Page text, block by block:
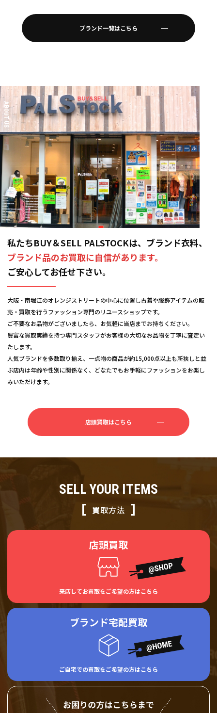
ブランド一覧はこちら
ABOUT US
私たちBUY＆SELL PALSTOCKは、ブランド衣料、
ブランド品のお買取に自信があります。
ご安心してお任せ下さい。
大阪・南堀江のオレンジストリートの中心に位置し古着や服飾アイテムの販
売・買取を行うファッション専門のリユースショップです。
ご不要なお品物がございましたら、お気軽に当店までお持ちください。
豊富な買取実績を持つ専門スタッフがお客様の大切なお品物を丁寧に査定い
たします。
人気ブランドを多数取り揃え、一点物の商品が約15,000点以上も所狭しと並
ぶ店内は年齢や性別に関係なく、どなたでもお手軽にファッションをお楽し
みいただけます。
店頭買取はこちら
SELL YOUR ITEMS
買取方法
店頭買取
来店してお買取をご希望の方はこちら
ブランド宅配買取
ご自宅での買取をご希望の方はこちら